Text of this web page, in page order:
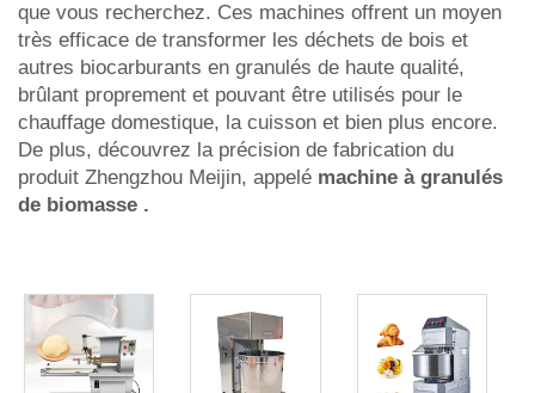
Service
Contact
que vous recherchez. Ces machines offrent un moyen
très efficace de transformer les déchets de bois et
autres biocarburants en granulés de haute qualité,
brûlant proprement et pouvant être utilisés pour le
chauffage domestique, la cuisson et bien plus encore.
De plus, découvrez la précision de fabrication du
produit Zhengzhou Meijin, appelé machine à granulés
de biomasse .